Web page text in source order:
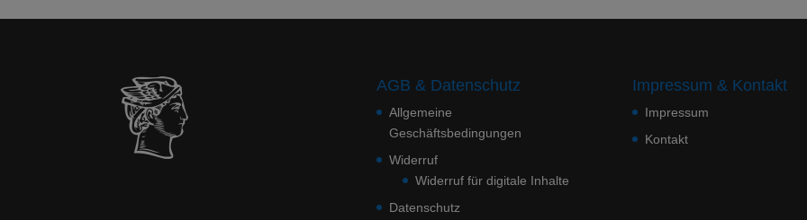
AGB & Datenschutz
Allgemeine
Geschäftsbedingungen
Widerruf
Widerruf für digitale Inhalte
Datenschutz
Impressum & Kontakt
Impressum
Kontakt